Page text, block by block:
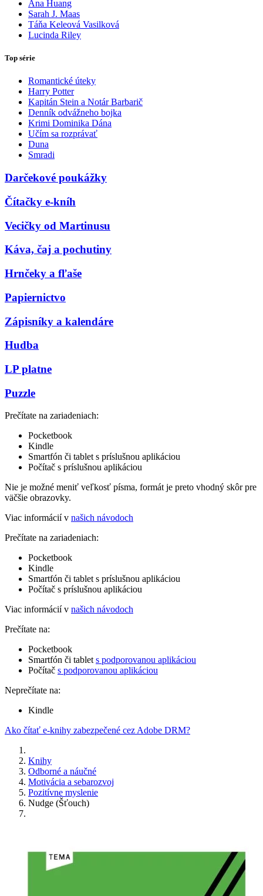
Ana Huang
Sarah J. Maas
Táňa Keleová Vasilková
Lucinda Riley
Top série
Romantické úteky
Harry Potter
Kapitán Stein a Notár Barbarič
Denník odvážneho bojka
Krimi Dominika Dána
Učím sa rozprávať
Duna
Smradi
Darčekové poukážky
Čítačky e-kníh
Vecičky od Martinusu
Káva, čaj a pochutiny
Hrnčeky a fľaše
Papiernictvo
Zápisníky a kalendáre
Hudba
LP platne
Puzzle
Prečítate na zariadeniach:
Pocketbook
Kindle
Smartfón či tablet s príslušnou aplikáciou
Počítač s príslušnou aplikáciou
Nie je možné meniť veľkosť písma, formát je preto vhodný skôr pre
väčšie obrazovky.
Viac informácií v našich návodoch
Prečítate na zariadeniach:
Pocketbook
Kindle
Smartfón či tablet s príslušnou aplikáciou
Počítač s príslušnou aplikáciou
Viac informácií v našich návodoch
Prečítate na:
Pocketbook
Smartfón či tablet s podporovanou aplikáciou
Počítač s podporovanou aplikáciou
Neprečítate na:
Kindle
Ako čítať e-knihy zabezpečené cez Adobe DRM?
Knihy
Odborné a náučné
Motivácia a sebarozvoj
Pozitívne myslenie
Nudge (Šťouch)